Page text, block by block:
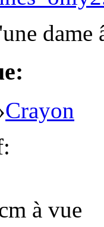
dame
Crayon
à vue